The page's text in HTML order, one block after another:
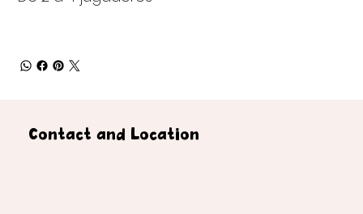
Contact and Location